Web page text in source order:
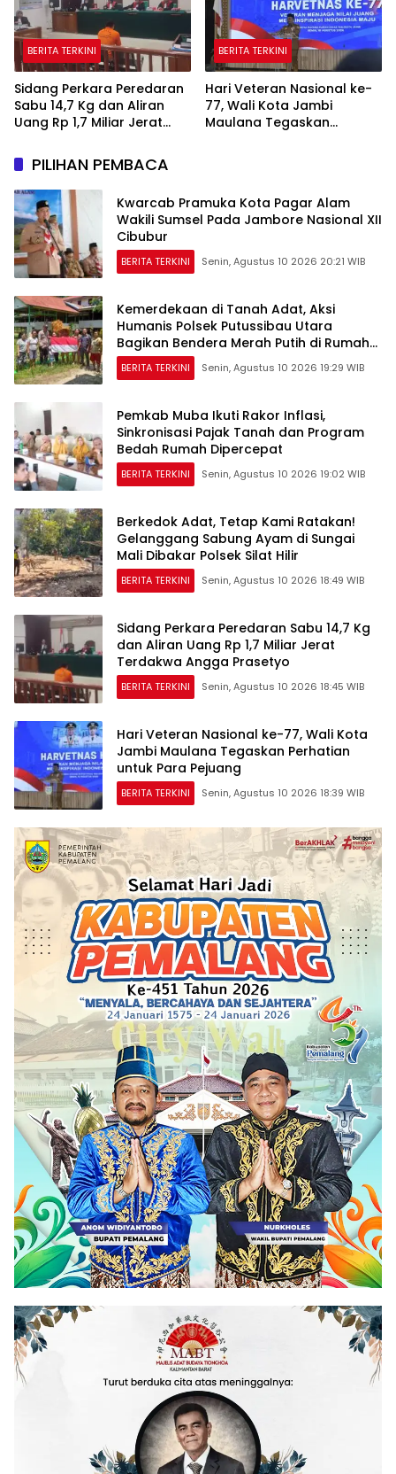
BERITA TERKINI
Sidang Perkara Peredaran
Sabu 14,7 Kg dan Aliran
Uang Rp 1,7 Miliar Jerat
BERITA TERKINI
Hari Veteran Nasional ke-
77, Wali Kota Jambi
Maulana Tegaskan
PILIHAN PEMBACA
Kwarcab Pramuka Kota Pagar Alam
Wakili Sumsel Pada Jambore Nasional XII
Cibubur
BERITA TERKINI Senin, Agustus 10 2026 20:21 WIB
Kemerdekaan di Tanah Adat, Aksi
Humanis Polsek Putussibau Utara
Bagikan Bendera Merah Putih di Rumah
Betang
BERITA TERKINI Senin, Agustus 10 2026 19:29 WIB
Pemkab Muba Ikuti Rakor Inflasi,
Sinkronisasi Pajak Tanah dan Program
Bedah Rumah Dipercepat
BERITA TERKINI Senin, Agustus 10 2026 19:02 WIB
Berkedok Adat, Tetap Kami Ratakan!
Gelanggang Sabung Ayam di Sungai
Mali Dibakar Polsek Silat Hilir
BERITA TERKINI Senin, Agustus 10 2026 18:49 WIB
Sidang Perkara Peredaran Sabu 14,7 Kg
dan Aliran Uang Rp 1,7 Miliar Jerat
Terdakwa Angga Prasetyo
BERITA TERKINI Senin, Agustus 10 2026 18:45 WIB
Hari Veteran Nasional ke-77, Wali Kota
Jambi Maulana Tegaskan Perhatian
untuk Para Pejuang
BERITA TERKINI Senin, Agustus 10 2026 18:39 WIB